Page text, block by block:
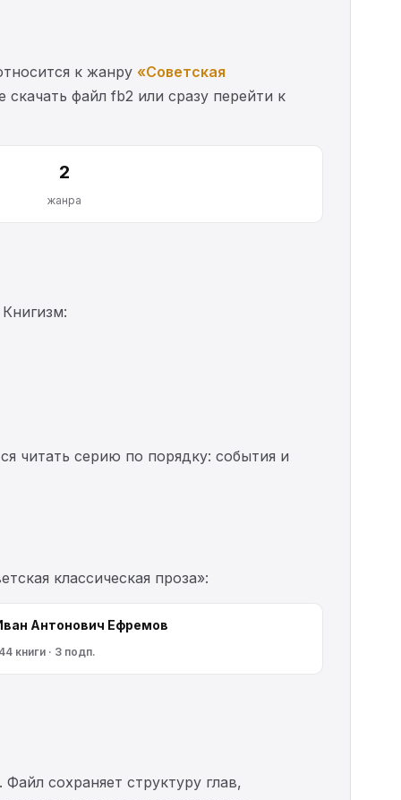
к жанру «Советская
файл fb2 или сразу перейти к
2
жанра
читать серию по порядку: события и
классическая проза»:
Антонович Ефремов
книги · 3 подп.
сохраняет структуру глав,